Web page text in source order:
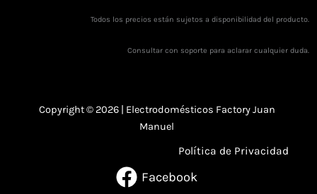
Todos los precios están sujetos a disponibilidad del producto.
Consultar con soporte para aclarar cualquier duda.
Copyright © 2026 | Electrodomésticos Factory Juan
Manuel
Política de Privacidad
Facebook